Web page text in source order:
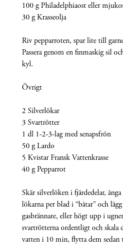
100 g Philadelphiaost eller
30 g Krasseolja
Riv pepparroten, spar lite till
Passera genom en finmaskig sil
kyl.
Övrigt
2 Silverlökar
3 Svartrötter
1 dl 1-2-3-lag med senapsfrön
50 g Lardo
5 Kvistar Fransk Vattenkrasse
40 g Pepparrot
Skär silverlöken i fjärdedelar,
lökarna per blad i “båtar” och
gasbrännare, eller högt upp i
svartrötterna ordentligt och skala
vatten i 10 min, flytta dem